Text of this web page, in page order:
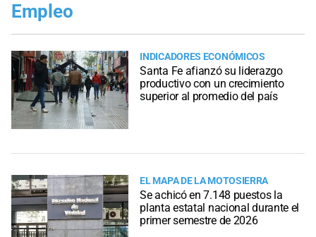
Empleo
INDICADORES ECONÓMICOS
Santa Fe afianzó su liderazgo
productivo con un crecimiento
superior al promedio del país
EL MAPA DE LA MOTOSIERRA
Se achicó en 7.148 puestos la
planta estatal nacional durante el
primer semestre de 2026